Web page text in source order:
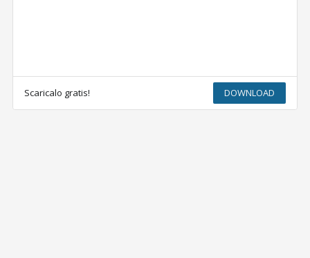
Scaricalo gratis! DOWNLOAD